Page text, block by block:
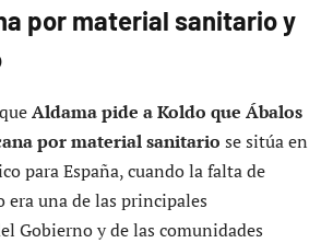
por material sanitario y
Aldama pide a Koldo que Ábalos
por material sanitario se sitúa en
para España, cuando la falta de
una de las principales
Gobierno y de las comunidades